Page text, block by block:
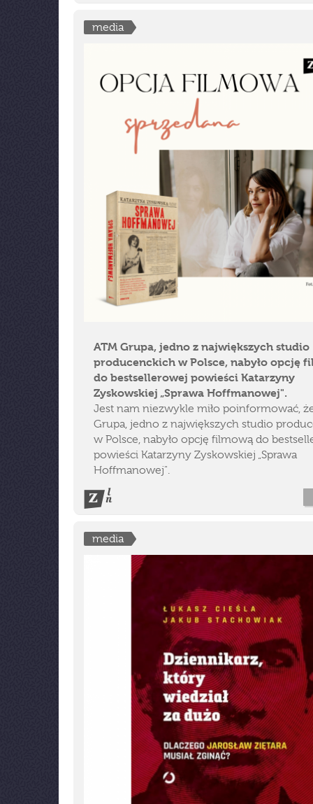
media
ATM Grupa, jedno z największych studio
producenckich w Polsce, nabyło opcję
do bestsellerowej powieści Katarzyny
Zyskowskiej „Sprawa Hoffmanowej".
Jest nam niezwykle miło poinformować,
Grupa, jedno z największych studio
w Polsce, nabyło opcję filmową do
powieści Katarzyny Zyskowskiej „Sprawa
Hoffmanowej".
media